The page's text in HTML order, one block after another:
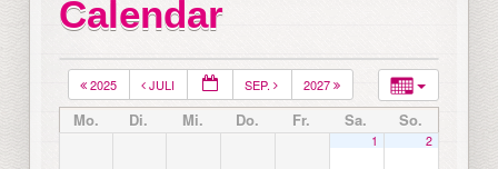
Calendar
2025 JULI SEP. 2027
Mo. Di. Mi. Do. Fr. Sa. So.
1 2